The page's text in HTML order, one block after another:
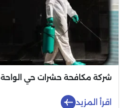
شركة مكافحة حشرات حي الواحة
اقرأ المزيد